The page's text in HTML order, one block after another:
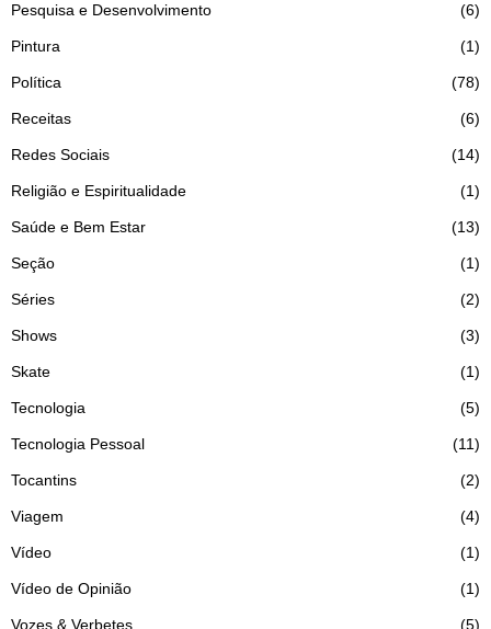
Pesquisa e Desenvolvimento 6
Pintura 1
Política 78
Receitas 6
Redes Sociais 14
Religião e Espiritualidade 1
Saúde e Bem Estar 13
Seção 1
Séries 2
Shows 3
Skate 1
Tecnologia 5
Tecnologia Pessoal 11
Tocantins 2
Viagem 4
Vídeo 1
Vídeo de Opinião 1
Vozes & Verbetes 5